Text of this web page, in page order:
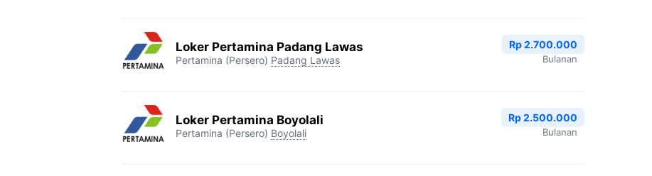
Loker Pertamina Padang Lawas
Pertamina (Persero) Padang Lawas
Rp 2.700.000
Bulanan
Loker Pertamina Boyolali
Pertamina (Persero) Boyolali
Rp 2.500.000
Bulanan